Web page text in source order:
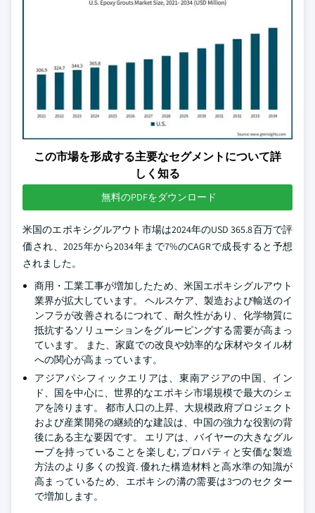
この市場を形成する主要なセグメントについて詳
しく知る
無料のPDFをダウンロード
米国のエポキシグルアウト市場は2024年のUSD 365.8百万で評
価され、2025年から2034年まで7%のCAGRで成長すると予想
されました。
商用・工業工事が増加したため、米国エポキシグルアウト
業界が拡大しています。 ヘルスケア、製造および輸送のイ
ンフラが改善されるにつれて、耐久性があり、化学物質に
抵抗するソリューションをグルーピングする需要が高まっ
ています。 また、家庭での改良や効率的な床材やタイル材
への関心が高まっています。
アジアパシフィックエリアは、東南アジアの中国、イン
ド、国を中心に、世界的なエポキシ市場規模で最大のシェ
アを誇ります。 都市人口の上昇、大規模政府プロジェクト
および産業開発の継続的な建設は、中国の強力な役割の背
後にある主な要因です。 エリアは、バイヤーの大きなグル
ープを持っていることを楽しむ, プロパティと安価な製造
方法のより多くの投資. 優れた構造材料と高水準の知識が
高まっているため、エポキシの溝の需要は3つのセクター
で増加します。